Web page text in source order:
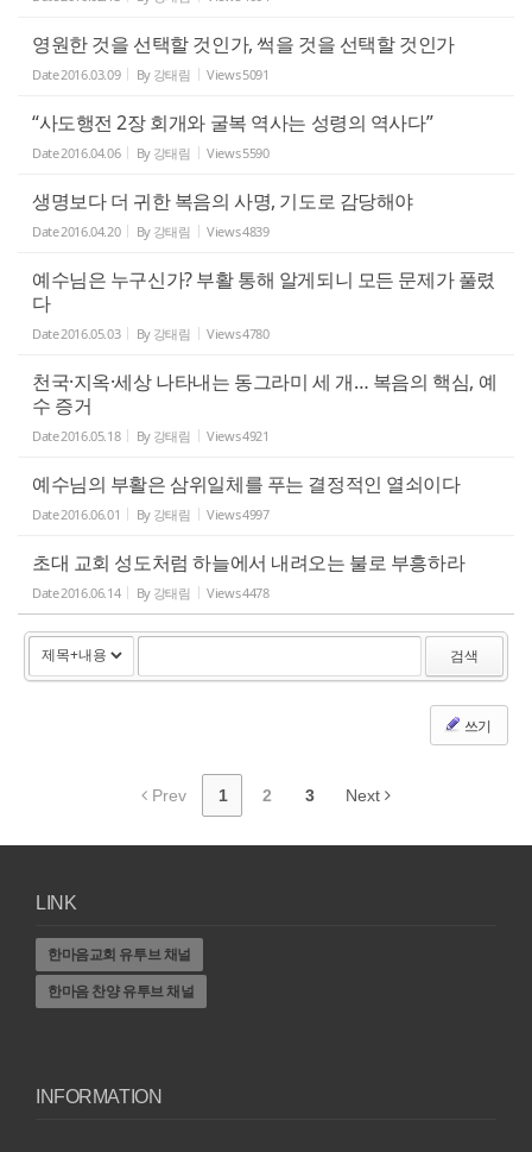
영원한 것을 선택할 것인가, 썩을 것을 선택할 것인가
Date2016.03.09 By 강태림 Views5091
“사도행전 2장 회개와 굴복 역사는 성령의 역사다”
Date2016.04.06 By 강태림 Views5590
생명보다 더 귀한 복음의 사명, 기도로 감당해야
Date2016.04.20 By 강태림 Views4839
예수님은 누구신가? 부활 통해 알게되니 모든 문제가 풀렸
다
Date2016.05.03 By 강태림 Views4780
천국·지옥·세상 나타내는 동그라미 세 개… 복음의 핵심, 예
수 증거
Date2016.05.18 By 강태림 Views4921
예수님의 부활은 삼위일체를 푸는 결정적인 열쇠이다
Date2016.06.01 By 강태림 Views4997
초대 교회 성도처럼 하늘에서 내려오는 불로 부흥하라
Date2016.06.14 By 강태림 Views4478
검색
쓰기
Prev 1 2 3 Next
LINK
한마음교회 유투브 채널
한마음 찬양 유투브 채널
INFORMATION